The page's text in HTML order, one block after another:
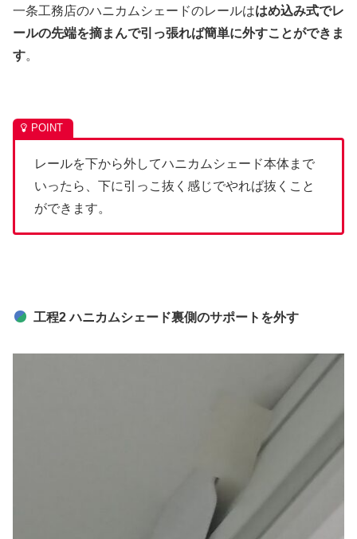
一条工務店のハニカムシェードのレールははめ込み式でレ
ールの先端を摘まんで引っ張れば簡単に外すことができま
す。
レールを下から外してハニカムシェード本体まで
いったら、下に引っこ抜く感じでやれば抜くこと
ができます。
工程2 ハニカムシェード裏側のサポートを外す